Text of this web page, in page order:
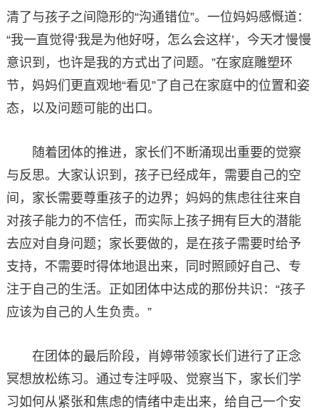
清了与孩子之间隐形的“沟通错位”。一位妈妈感慨道：
“我一直觉得‘我是为他好呀，怎么会这样’，今天才慢慢
意识到，也许是我的方式出了问题。”在家庭雕塑环
节，妈妈们更直观地“看见”了自己在家庭中的位置和姿
态，以及问题可能的出口。
随着团体的推进，家长们不断涌现出重要的觉察
与反思。大家认识到，孩子已经成年，需要自己的空
间，家长需要尊重孩子的边界；妈妈的焦虑往往来自
对孩子能力的不信任，而实际上孩子拥有巨大的潜能
去应对自身问题；家长要做的，是在孩子需要时给予
支持，不需要时得体地退出来，同时照顾好自己、专
注于自己的生活。正如团体中达成的那份共识：“孩子
应该为自己的人生负责。”
在团体的最后阶段，肖婷带领家长们进行了正念
冥想放松练习。通过专注呼吸、觉察当下，家长们学
习如何从紧张和焦虑的情绪中走出来，给自己一个安